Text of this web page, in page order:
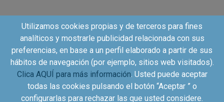
Tienes donde escoger...
Elige un producto entre la colección para el baño:
Gel de baño esencia de
orquídea con micro-
aceites
(PVP 3,25 €)
Gel de baño aceite de
almendra y marula
(PVP
3,25 €)
Utilizamos cookies propias y de terceros para fines
analíticos y mostrarle publicidad relacionada con sus
preferencias, en base a un perfil elaborado a partir de sus
hábitos de navegación (por ejemplo, sitios web visitados).
Clica AQUÍ para más información. Usted puede aceptar
todas las cookies pulsando el botón “Aceptar ” o
configurarlas para rechazar las que usted considere.